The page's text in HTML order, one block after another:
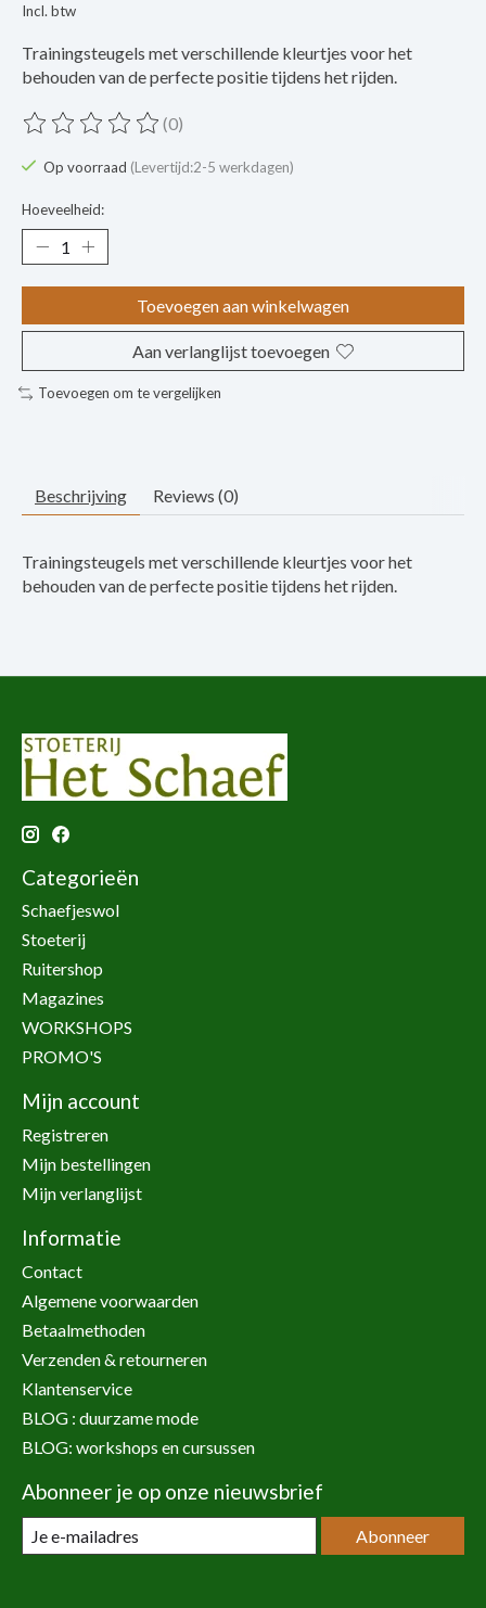
Incl. btw
Trainingsteugels met verschillende kleurtjes voor het
behouden van de perfecte positie tijdens het rijden.
De beoordeling van dit product is
(0)
Op voorraad (Levertijd:2-5 werkdagen)
Hoeveelheid:
Toevoegen aan winkelwagen
Aan verlanglijst toevoegen
Toevoegen om te vergelijken
Beschrijving Reviews (0)
Trainingsteugels met verschillende kleurtjes voor het
behouden van de perfecte positie tijdens het rijden.
Categorieën
Schaefjeswol
Stoeterij
Ruitershop
Magazines
WORKSHOPS
PROMO'S
Mijn account
Registreren
Mijn bestellingen
Mijn verlanglijst
Informatie
Contact
Algemene voorwaarden
Betaalmethoden
Verzenden & retourneren
Klantenservice
BLOG : duurzame mode
BLOG: workshops en cursussen
Abonneer je op onze nieuwsbrief
Abonneer